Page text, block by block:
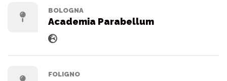
BOLOGNA
Academia Parabellum
FOLIGNO